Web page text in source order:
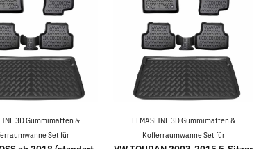
3D Gummimatten &
Set für
ELMASLINE 3D Gummimatten &
Kofferraumwanne Set für